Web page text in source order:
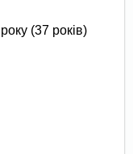
(37 років)